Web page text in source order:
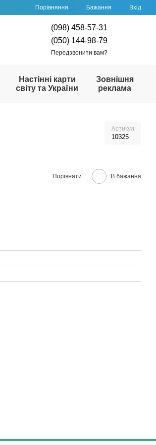
Порівняння Бажання Вхід
(098) 458-57-31
(050) 144-98-79
Передзвонити вам?
Настінні карти
світу та України
Зовнішня
реклама
Артикул
10325
Порівняти В бажання